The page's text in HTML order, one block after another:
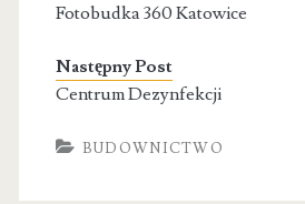
Fotobudka 360 Katowice
Następny Post
Centrum Dezynfekcji
BUDOWNICTWO